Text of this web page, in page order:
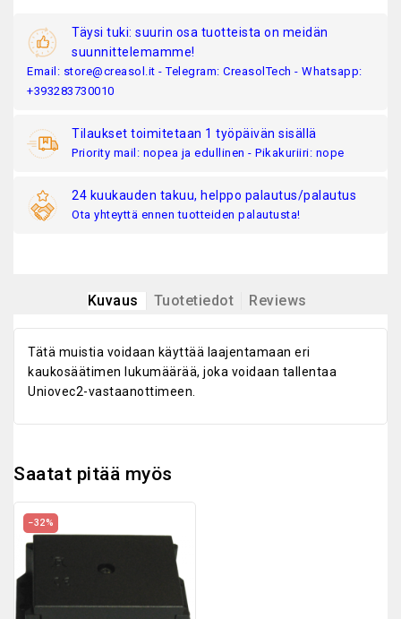
Täysi tuki: suurin osa tuotteista on meidän
suunnittelemamme!
Email: store@creasol.it - Telegram: CreasolTech - Whatsapp:
+393283730010
Tilaukset toimitetaan 1 työpäivän sisällä
Priority mail: nopea ja edullinen - Pikakuriiri: nope
24 kuukauden takuu, helppo palautus/palautus
Ota yhteyttä ennen tuotteiden palautusta!
Kuvaus Tuotetiedot Reviews
Tätä muistia voidaan käyttää laajentamaan eri
kaukosäätimen lukumäärää, joka voidaan tallentaa
Uniovec2-vastaanottimeen.
Saatat pitää myös
−32%